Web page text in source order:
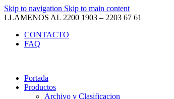
Skip to navigation Skip to main content
LLAMENOS AL 2200 1903 – 2203 67 61
CONTACTO
FAQ
Portada
Productos
Archivo y Clasificacion